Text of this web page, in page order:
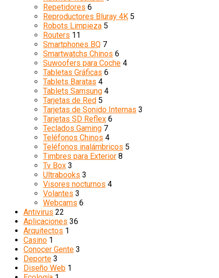
Repetidores 6
Reproductores Bluray 4K 5
Robots Limpieza 5
Routers 11
Smartphones BQ 7
Smartwatchs Chinos 6
Suwoofers para Coche 4
Tabletas Gráficas 6
Tablets Baratas 4
Tablets Samsung 4
Tarjetas de Red 5
Tarjetas de Sonido Internas 3
Tarjetas SD Reflex 6
Teclados Gaming 7
Teléfonos Chinos 4
Teléfonos inalámbricos 5
Timbres para Exterior 8
Tv Box 3
Ultrabooks 3
Visores nocturnos 4
Volantes 3
Webcams 6
Antivirus 22
Aplicaciones 36
Arquitectos 1
Casino 1
Conocer Gente 3
Deporte 3
Diseño Web 1